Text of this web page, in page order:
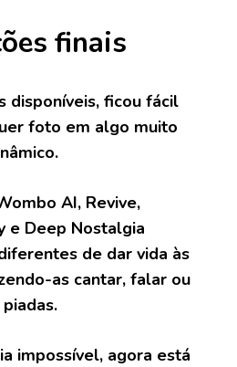
finais
disponíveis, ficou fácil
foto em algo muito
AI, Revive,
e Deep Nostalgia
de dar vida às
as cantar, falar ou
impossível, agora está